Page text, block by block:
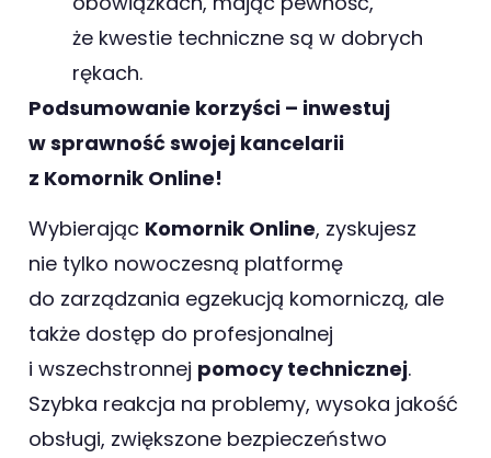
że kwestie techniczne są w dobrych
rękach.
Podsumowanie korzyści – inwestuj
w sprawność swojej kancelarii
z Komornik Online!
Wybierając Komornik Online, zyskujesz
nie tylko nowoczesną platformę
do zarządzania egzekucją komorniczą, ale
także dostęp do profesjonalnej
i wszechstronnej pomocy technicznej.
Szybka reakcja na problemy, wysoka jakość
obsługi, zwiększone bezpieczeństwo